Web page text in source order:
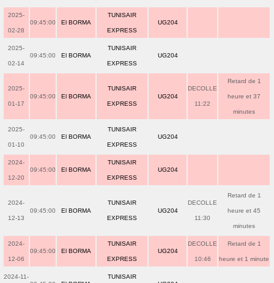
2025-
02-28
09:45:00 El BORMA
TUNISAIR
EXPRESS
UG204
2025-
02-14
09:45:00 El BORMA
TUNISAIR
EXPRESS
UG204
2025-
01-17
09:45:00 El BORMA
TUNISAIR
EXPRESS
UG204
DECOLLE
11:22
Retard de 1
heure et 37
minutes
2025-
01-10
09:45:00 El BORMA
TUNISAIR
EXPRESS
UG204
2024-
12-20
09:45:00 El BORMA
TUNISAIR
EXPRESS
UG204
2024-
12-13
09:45:00 El BORMA
TUNISAIR
EXPRESS
UG204
DECOLLE
11:30
Retard de 1
heure et 45
minutes
2024-
12-06
09:45:00 El BORMA
TUNISAIR
EXPRESS
UG204
DECOLLE
10:46
Retard de 1
heure et 1 minute
2024-11- TUNISAIR